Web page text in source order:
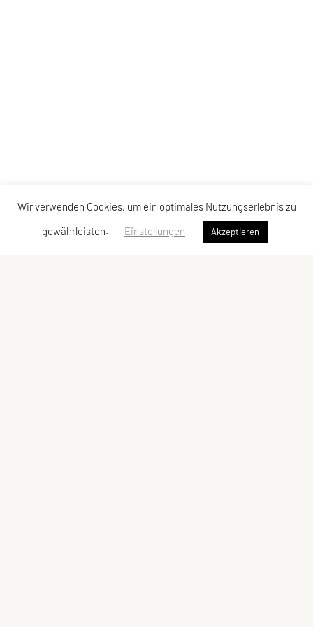
Wir verwenden Cookies, um ein optimales Nutzungserlebnis zu
gewährleisten.
Einstellungen Akzeptieren